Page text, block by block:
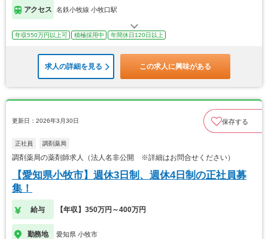
アクセス 名鉄小牧線 小牧口駅
年収550万円以上可 積極採用中 年間休日120日以上
求人の詳細を見る この求人に興味がある
更新日：2026年3月30日 保存する
正社員 調剤薬局
調剤薬局の薬剤師求人（法人名非公開 ※詳細はお問合せください）
【愛知県小牧市】週休3日制、週休4日制の正社員募
集！
給与 【年収】350万円～400万円
勤務地 愛知県 小牧市